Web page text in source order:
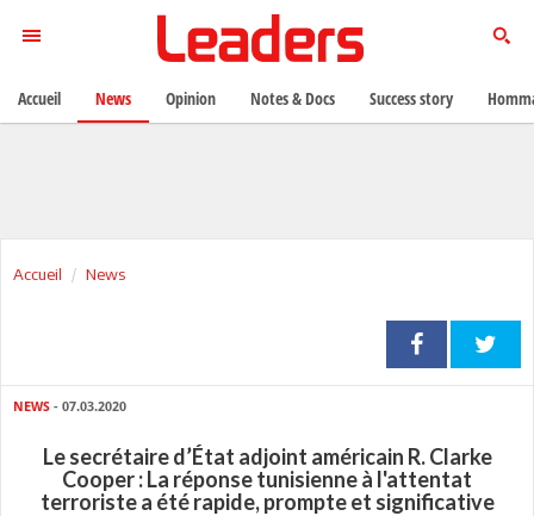
Accueil News
NEWS - 07.03.2020
Le secrétaire d’État adjoint américain R. Clarke
Cooper : La réponse tunisienne à l'attentat
terroriste a été rapide, prompte et significative
Accueil News Opinion Notes & Docs Success story